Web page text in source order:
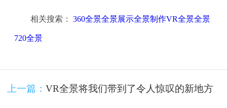
相关搜索： 360全景全景展示全景制作VR全景全景
720全景
上一篇： VR全景将我们带到了令人惊叹的新地方